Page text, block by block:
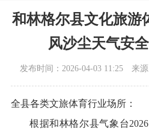
和林格尔县文化旅游
风沙尘天气安
发布时间：2026-04-03 11:25 来
全县各类文旅体育行业场所：
根据和林格尔县气象台